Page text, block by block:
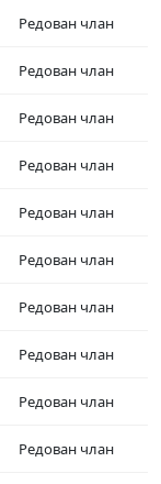
Редован члан
Редован члан
Редован члан
Редован члан
Редован члан
Редован члан
Редован члан
Редован члан
Редован члан
Редован члан